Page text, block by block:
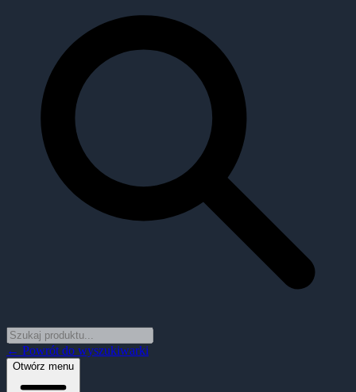
← Powrót do wyszukiwarki
Otwórz menu